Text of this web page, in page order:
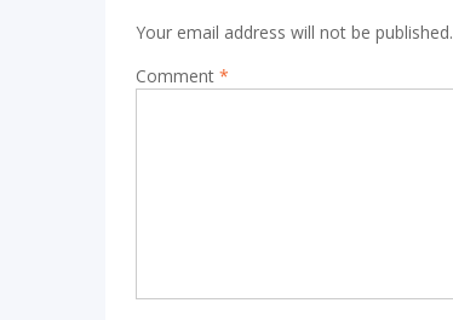
Your email address will not be published.
Comment *